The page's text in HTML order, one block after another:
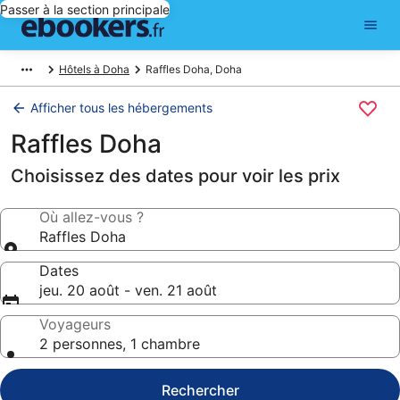
Passer à la section principale
Hôtels à Doha Raffles Doha, Doha
Afficher tous les hébergements
Raffles Doha
Choisissez des dates pour voir les prix
Où allez-vous ?
Raffles Doha
Dates
jeu. 20 août - ven. 21 août
Voyageurs
2 personnes, 1 chambre
Rechercher